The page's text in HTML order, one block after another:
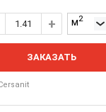
м2
ЗАКАЗАТЬ